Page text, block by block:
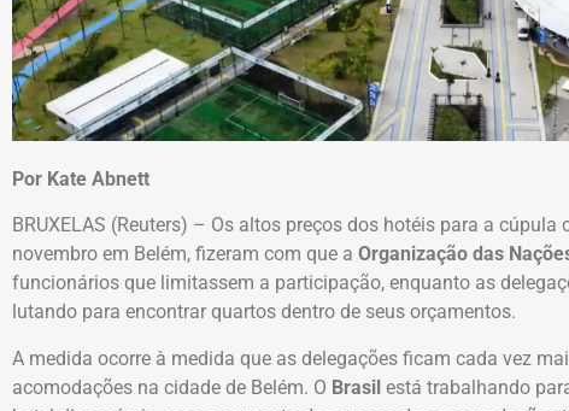
Por Kate Abnett
BRUXELAS (Reuters) – Os altos preços dos hotéis para a cúpula
novembro em Belém, fizeram com que a Organização das
funcionários que limitassem a participação, enquanto as
lutando para encontrar quartos dentro de seus orçamentos.
A medida ocorre à medida que as delegações ficam cada vez
acomodações na cidade de Belém. O Brasil está trabalhando